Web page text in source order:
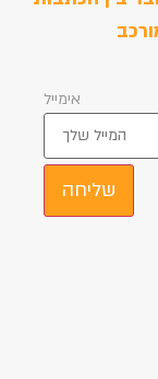
אימייל
שליחה